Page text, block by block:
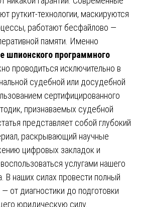
руткит-технологии, маскируются
работают бесфайлово —
памяти. Именно
шпионского программного
проводиться исключительно в
судебной или досудебной
сертифицированного
признаваемых судебной
представляет собой глубокий
раскрывающий научные
цифровых закладок и
услугами нашего
В наших силах провести полный
от диагностики до подготовки
юридическую силу.